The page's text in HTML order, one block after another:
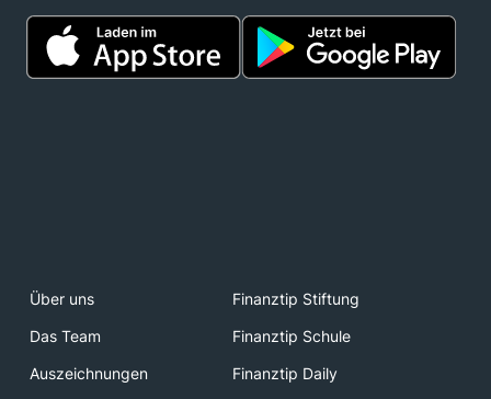
Über uns
Finanztip Stiftung
Das Team
Finanztip Schule
Auszeichnungen
Finanztip Daily